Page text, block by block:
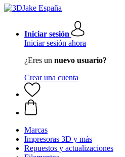
Iniciar sesión
Iniciar sesión ahora
¿Eres un nuevo usuario?
Crear una cuenta
Marcas
Impresoras 3D y más
Repuestos y actualizaciones